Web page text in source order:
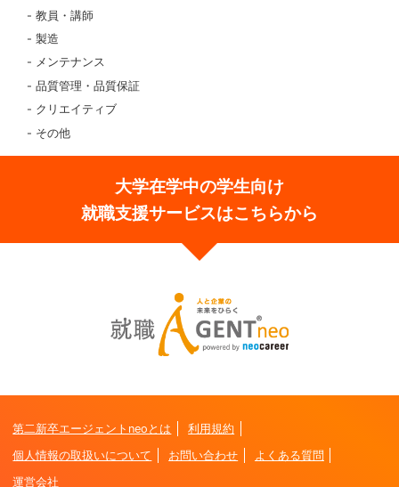
教員・講師
製造
メンテナンス
品質管理・品質保証
クリエイティブ
その他
大学在学中の学生向け
就職支援サービスはこちらから
第二新卒エージェントneoとは
利用規約
個人情報の取扱いについて
お問い合わせ
よくある質問
運営会社